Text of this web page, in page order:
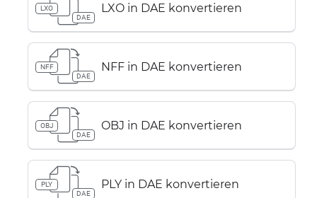
LXO
DAE
LXO in DAE konvertieren
NFF
DAE
NFF in DAE konvertieren
OBJ
DAE
OBJ in DAE konvertieren
PLY
DAE
PLY in DAE konvertieren